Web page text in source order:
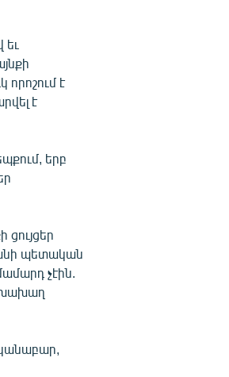
որոշում է
է
երբ
պետական
չէին.
խախաղ